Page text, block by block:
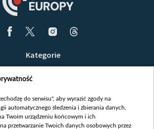
Kategorie
Opinie
Białoruś / Polska
Czytelnia
do serwisu", aby wyrazić zgody na
automatycznego śledzenia i zbierania danych,
Twoim urządzeniu końcowym i ich
przetwarzanie Twoich danych osobowych przez